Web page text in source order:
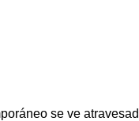
se ve